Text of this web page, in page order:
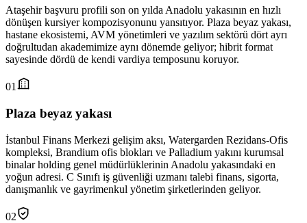
Ataşehir başvuru profili son on yılda Anadolu yakasının en hızlı
dönüşen kursiyer kompozisyonunu yansıtıyor. Plaza beyaz yakası,
hastane ekosistemi, AVM yönetimleri ve yazılım sektörü dört ayrı
doğrultudan akademimize aynı dönemde geliyor; hibrit format
sayesinde dördü de kendi vardiya temposunu koruyor.
01
Plaza beyaz yakası
İstanbul Finans Merkezi gelişim aksı, Watergarden Rezidans-Ofis
kompleksi, Brandium ofis blokları ve Palladium yakını kurumsal
binalar holding genel müdürlüklerinin Anadolu yakasındaki en
yoğun adresi. C Sınıfı iş güvenliği uzmanı talebi finans, sigorta,
danışmanlık ve gayrimenkul yönetim şirketlerinden geliyor.
02